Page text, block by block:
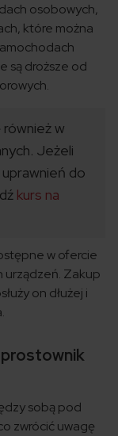
osobowych,
które można
są droższe od
w
Jeżeli
do
kurs na
w ofercie
urządzeń. Zakup
on dłużej i
prostownik
sobą pod
zwrócić uwagę